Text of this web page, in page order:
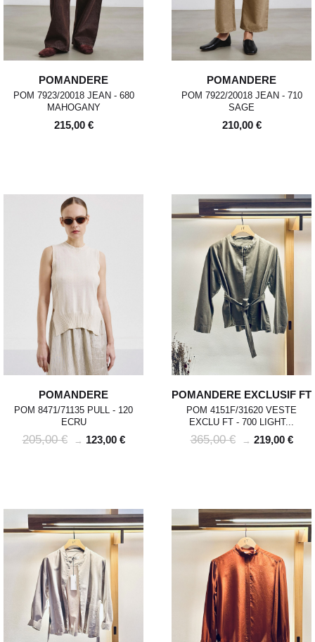
POMANDERE
POM 7923/20018 JEAN - 680
MAHOGANY
215,00 €
POMANDERE
POM 7922/20018 JEAN - 710
SAGE
210,00 €
POMANDERE
POM 8471/71135 PULL - 120
ECRU
205,00 € → 123,00 €
POMANDERE EXCLUSIF FT
POM 4151F/31620 VESTE
EXCLU FT - 700 LIGHT...
365,00 € → 219,00 €